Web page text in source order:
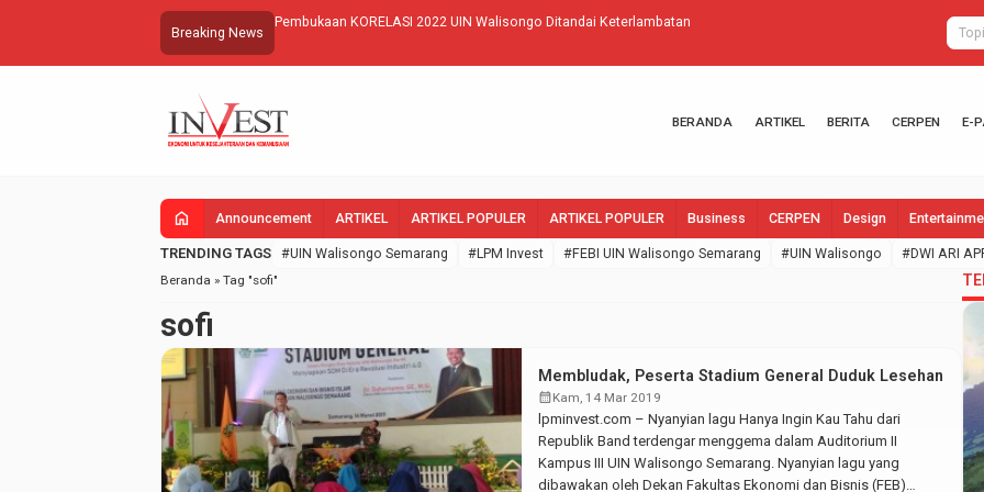
Breaking News
Pembukaan KORELASI 2022 UIN Walisongo Ditandai Keterlambatan Kelompok
BERANDA ARTIKEL BERITA CERPEN E-
home Announcement ARTIKEL ARTIKEL POPULER ARTIKEL POPULER Business CERPEN Design
TRENDING TAGS #UIN Walisongo Semarang #LPM Invest #FEBI UIN Walisongo Semarang #UIN Walisongo #DWI ARI
Beranda » Tag "sofi"
sofi
Membludak, Peserta Stadium General Duduk Lesehan
calendar_monthKam, 14 Mar 2019
lpminvest.com – Nyanyian lagu Hanya Ingin Kau Tahu dari
Republik Band terdengar menggema dalam Auditorium II
Kampus III UIN Walisongo Semarang. Nyanyian lagu yang
dibawakan oleh Dekan Fakultas Ekonomi dan Bisnis (FEB)